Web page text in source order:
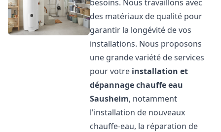
besoins. Nous travaillons avec
des matériaux de qualité pour
garantir la longévité de vos
installations. Nous proposons
une grande variété de services
pour votre installation et
dépannage chauffe eau
Sausheim, notamment
l'installation de nouveaux
chauffe-eau, la réparation de